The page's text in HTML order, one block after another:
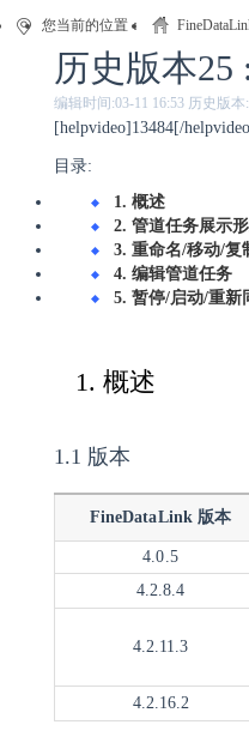
您当前的位置：
历史版本
编辑时间:03-11 16:53 历史版本:
[helpvideo]13484[/
目录:
1. 概述
2. 管道任务展示
3. 重命名/移动/复
4. 编辑管道任务
5. 暂停/启动/重新
1. 概述
1.1 版本
FineDataLink 版本
4.0.5
4.2.8.4
4.2.11.3
4.2.16.2